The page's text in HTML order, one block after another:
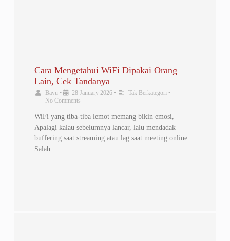
Cara Mengetahui WiFi Dipakai Orang
Lain, Cek Tandanya
Bayu • 28 January 2026 • Tak Berkategori •
No Comments
WiFi yang tiba-tiba lemot memang bikin emosi,
Apalagi kalau sebelumnya lancar, lalu mendadak
buffering saat streaming atau lag saat meeting online.
Salah …